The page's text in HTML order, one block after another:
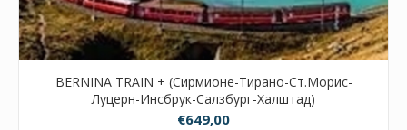
BERNINA TRAIN + (Сирмионе-Тирано-Ст.Морис-
Луцерн-Инсбрук-Салзбург-Халштад)
€649,00